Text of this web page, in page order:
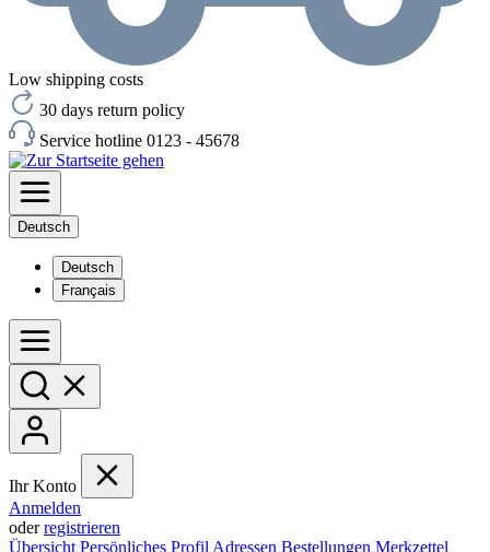
Low shipping costs
30 days return policy
Service hotline 0123 - 45678
Deutsch
Deutsch
Français
Ihr Konto
Anmelden
oderregistrieren
Übersicht Persönliches Profil Adressen Bestellungen Merkzettel